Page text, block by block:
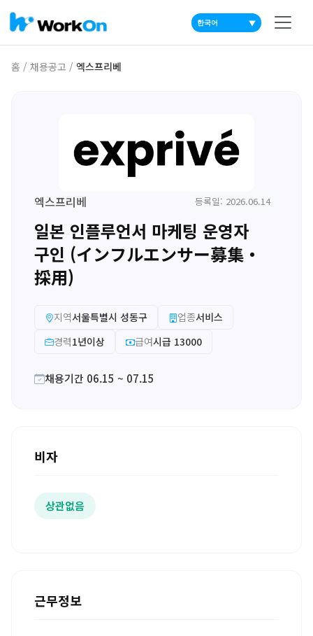
▼
홈 / 채용공고 / 엑스프리베
엑스프리베 등록일: 2026.06.14
일본 인플루언서 마케팅 운영자
구인 (インフルエンサー募集・
採用)
지역서울특별시 성동구 업종서비스
경력1년이상 급여시급 13000
채용기간 06.15 ~ 07.15
비자
상관없음
근무정보